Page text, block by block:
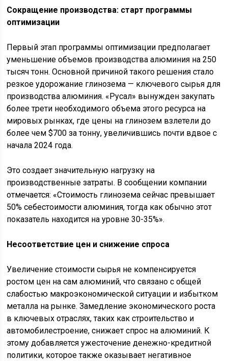
Сокращение производства: старт программы
оптимизации
Первый этап программы оптимизации предполагает
уменьшение объемов производства алюминия на 250
тысяч тонн. Основной причиной такого решения стало
резкое удорожание глинозема — ключевого сырья для
производства алюминия. «Русал» вынужден закупать
более трети необходимого объема этого ресурса на
мировых рынках, где цены на глинозем взлетели до
более чем $700 за тонну, увеличившись почти вдвое с
начала 2024 года.
Это создает значительную нагрузку на
производственные затраты. В сообщении компании
отмечается: «Стоимость глинозема сейчас превышает
50% себестоимости алюминия, тогда как обычно этот
показатель находится на уровне 30-35%».
Несоответствие цен и снижение спроса
Увеличение стоимости сырья не компенсируется
ростом цен на сам алюминий, что связано с общей
слабостью макроэкономической ситуации и избытком
металла на рынке. Замедление экономического роста
в ключевых отраслях, таких как строительство и
автомобилестроение, снижает спрос на алюминий. К
этому добавляется ужесточение денежно-кредитной
политики, которое также оказывает негативное